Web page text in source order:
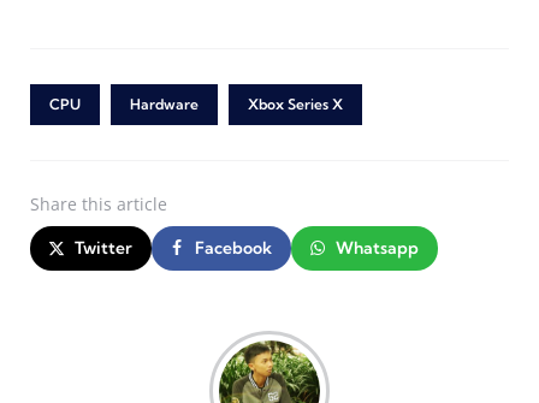
CPU Hardware Xbox Series X
Share this article
Twitter Facebook Whatsapp